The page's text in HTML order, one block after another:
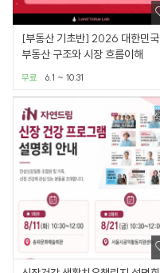
[부동산 기초반] 2026 대한민국
부동산 구조와 시장 흐름이해
6.1 ~ 10.31
무료